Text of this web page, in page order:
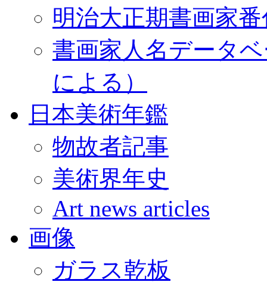
明治大正期書画家
書画家人名データ
による）
日本美術年鑑
物故者記事
美術界年史
Art news articles
画像
ガラス乾板